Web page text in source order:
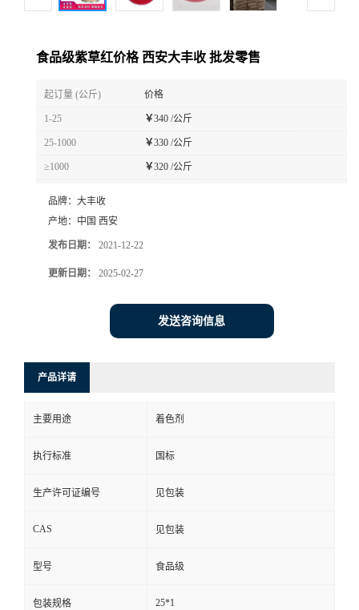
食品级紫草红价格 西安大丰收 批发零售
起订量 (公斤) 价格
1-25 ￥340 /公斤
25-1000 ￥330 /公斤
≥1000 ￥320 /公斤
品牌： 大丰收
产地： 中国 西安
发布日期： 2021-12-22
更新日期： 2025-02-27
发送咨询信息
产品详请
主要用途 着色剂
执行标准 国标
生产许可证编号 见包装
CAS 见包装
型号 食品级
包装规格 25*1